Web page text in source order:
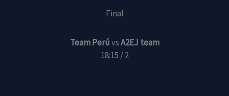
Final
Team PerúvsA2EJ team
18:15 / 2